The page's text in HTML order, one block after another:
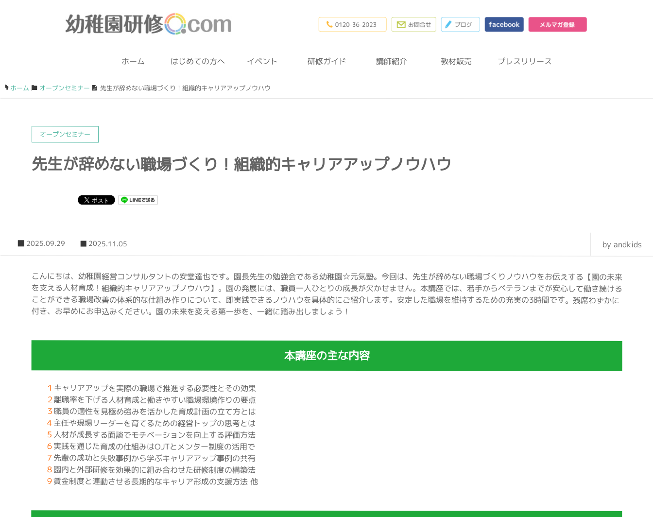
幼稚園研修.com
0120-36-2023 お問合わせフォーム
ブログ facebook
ホーム はじめての方へ イベント 研修ガイド 講師紹介 教材販売 プレスリリース
ホーム / オープンセミナー / 先生が辞めない職場づくり！組織的キャリアアップノウハウ
オープンセミナー
先生が辞めない職場づくり！組織的キャリアアップノウハウ
2025.09.29 2025.11.05 by andkids
こんにちは、幼稚園経営コンサルタントの安堂達也です。園長先生の勉強会である幼稚園☆元気塾。今回は、先生が辞めない職場づくりノウハウをお伝えする【園の未来
を支える人材育成！組織的キャリアアップノウハウ】。園の発展には、職員一人ひとりの成長が欠かせません。本講座では、若手からベテランまでが安心して働き続ける
ことができる職場改善の体系的な仕組み作りについて、即実践できるノウハウを具体的にご紹介します。安定した職場を維持するための充実の3時間です。残席わずかに
付き、お早めにお申込みください。園の未来を変える第一歩を、一緒に踏み出しましょう！
本講座の主な内容
１ キャリアアップを実際の職場で推進する必要性とその効果
２離職率を下げる人材育成と働きやすい職場環境作りの要点
３職員の適性を見極め強みを活かした育成計画の立て方とは
４主任や現場リーダーを育てるための経営トップの思考とは
５ 人材が成長する面談でモチベーションを向上する評価方法
６実践を通じた育成の仕組みはOJTとメンター制度の活用で
７ 先輩の成功と失敗事例から学ぶキャリアアップ事例の共有
８園内と外部研修を効果的に組み合わせた研修制度の構築法
９賃金制度と連動させる長期的なキャリア形成の支援方法 他